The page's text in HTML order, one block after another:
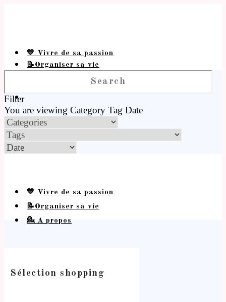
💛 Vivre de sa passion
📝Organiser sa vie
Filter
You are viewing Category Tag Date
💛 Vivre de sa passion
📝Organiser sa vie
💁 A propos
Sélection shopping